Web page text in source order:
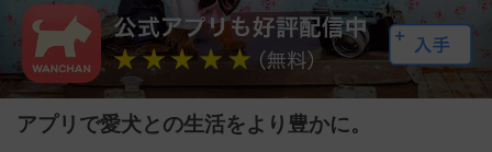
アプリで愛犬との生活をより豊かに。